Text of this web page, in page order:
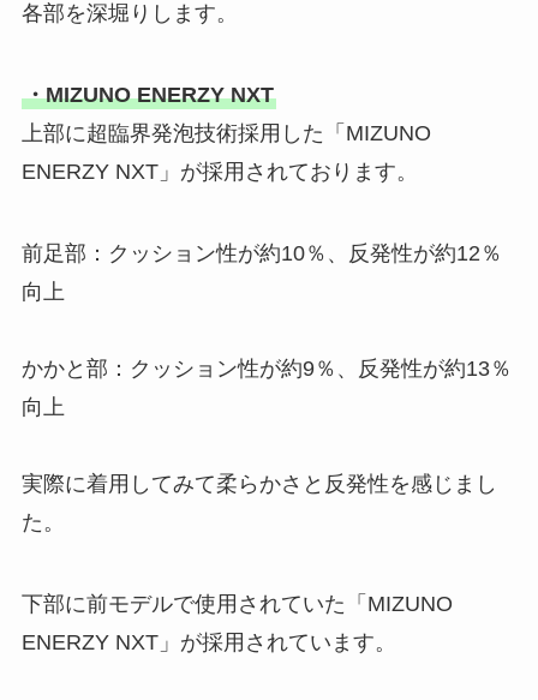
各部を深堀りします。
・MIZUNO ENERZY NXT
上部に超臨界発泡技術採用した「MIZUNO
ENERZY NXT」が採用されております。
前足部：クッション性が約10％、反発性が約12％
向上
かかと部：クッション性が約9％、反発性が約13％
向上
実際に着用してみて柔らかさと反発性を感じまし
た。
下部に前モデルで使用されていた「MIZUNO
ENERZY NXT」が採用されています。